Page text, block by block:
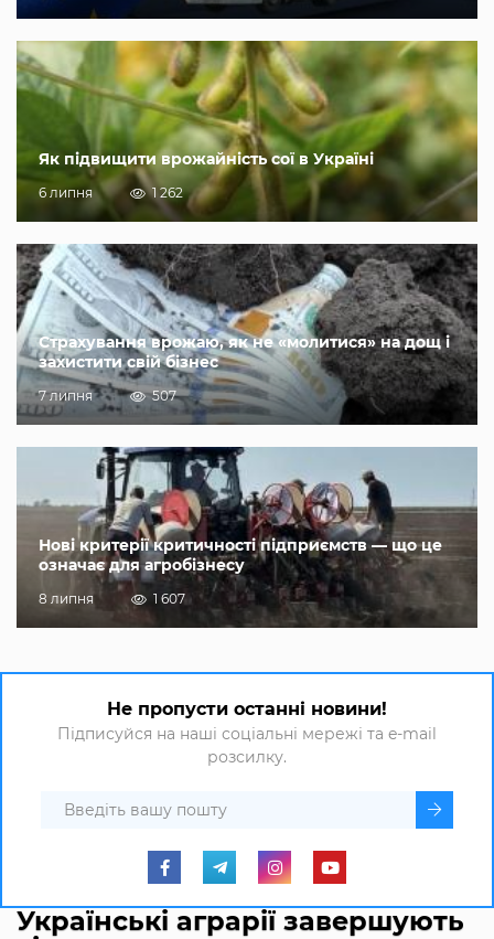
Як підвищити врожайність сої в Україні
6 липня 1 262
Страхування врожаю, як не «молитися» на дощ і
захистити свій бізнес
7 липня 507
Нові критерії критичності підприємств — що це
означає для агробізнесу
8 липня 1 607
Не пропусти останні новини!
Підписуйся на наші соціальні мережі та e-mail
розсилку.
Українські аграрії завершують